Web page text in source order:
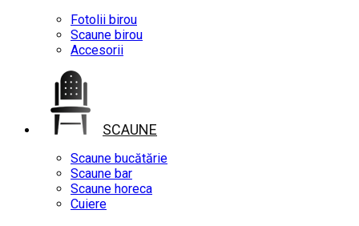
Fotolii birou
Scaune birou
Accesorii
SCAUNE
Scaune bucătărie
Scaune bar
Scaune horeca
Cuiere